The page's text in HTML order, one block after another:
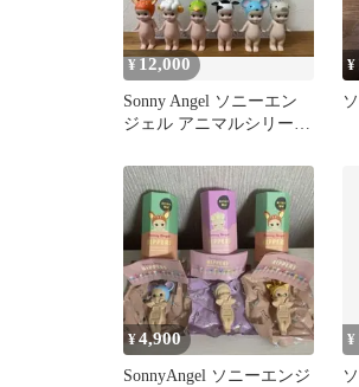
¥ 12,000
Sonny Angel ソニーエン
ジェル アニマルシリーズ
¥
¥4,900
SonnyAngel ソニーエンジ
¥